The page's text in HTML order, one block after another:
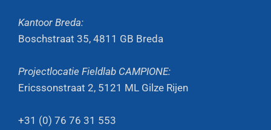
Kantoor Breda:
Boschstraat 35, 4811 GB Breda
Projectlocatie Fieldlab CAMPIONE:
Ericssonstraat 2, 5121 ML Gilze Rijen
+31 (0) 76 76 31 553